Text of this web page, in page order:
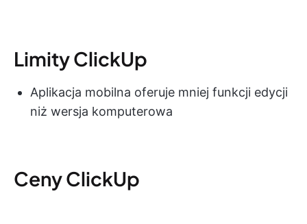
Limity ClickUp
Aplikacja mobilna oferuje mniej funkcji edycji
niż wersja komputerowa
Ceny ClickUp